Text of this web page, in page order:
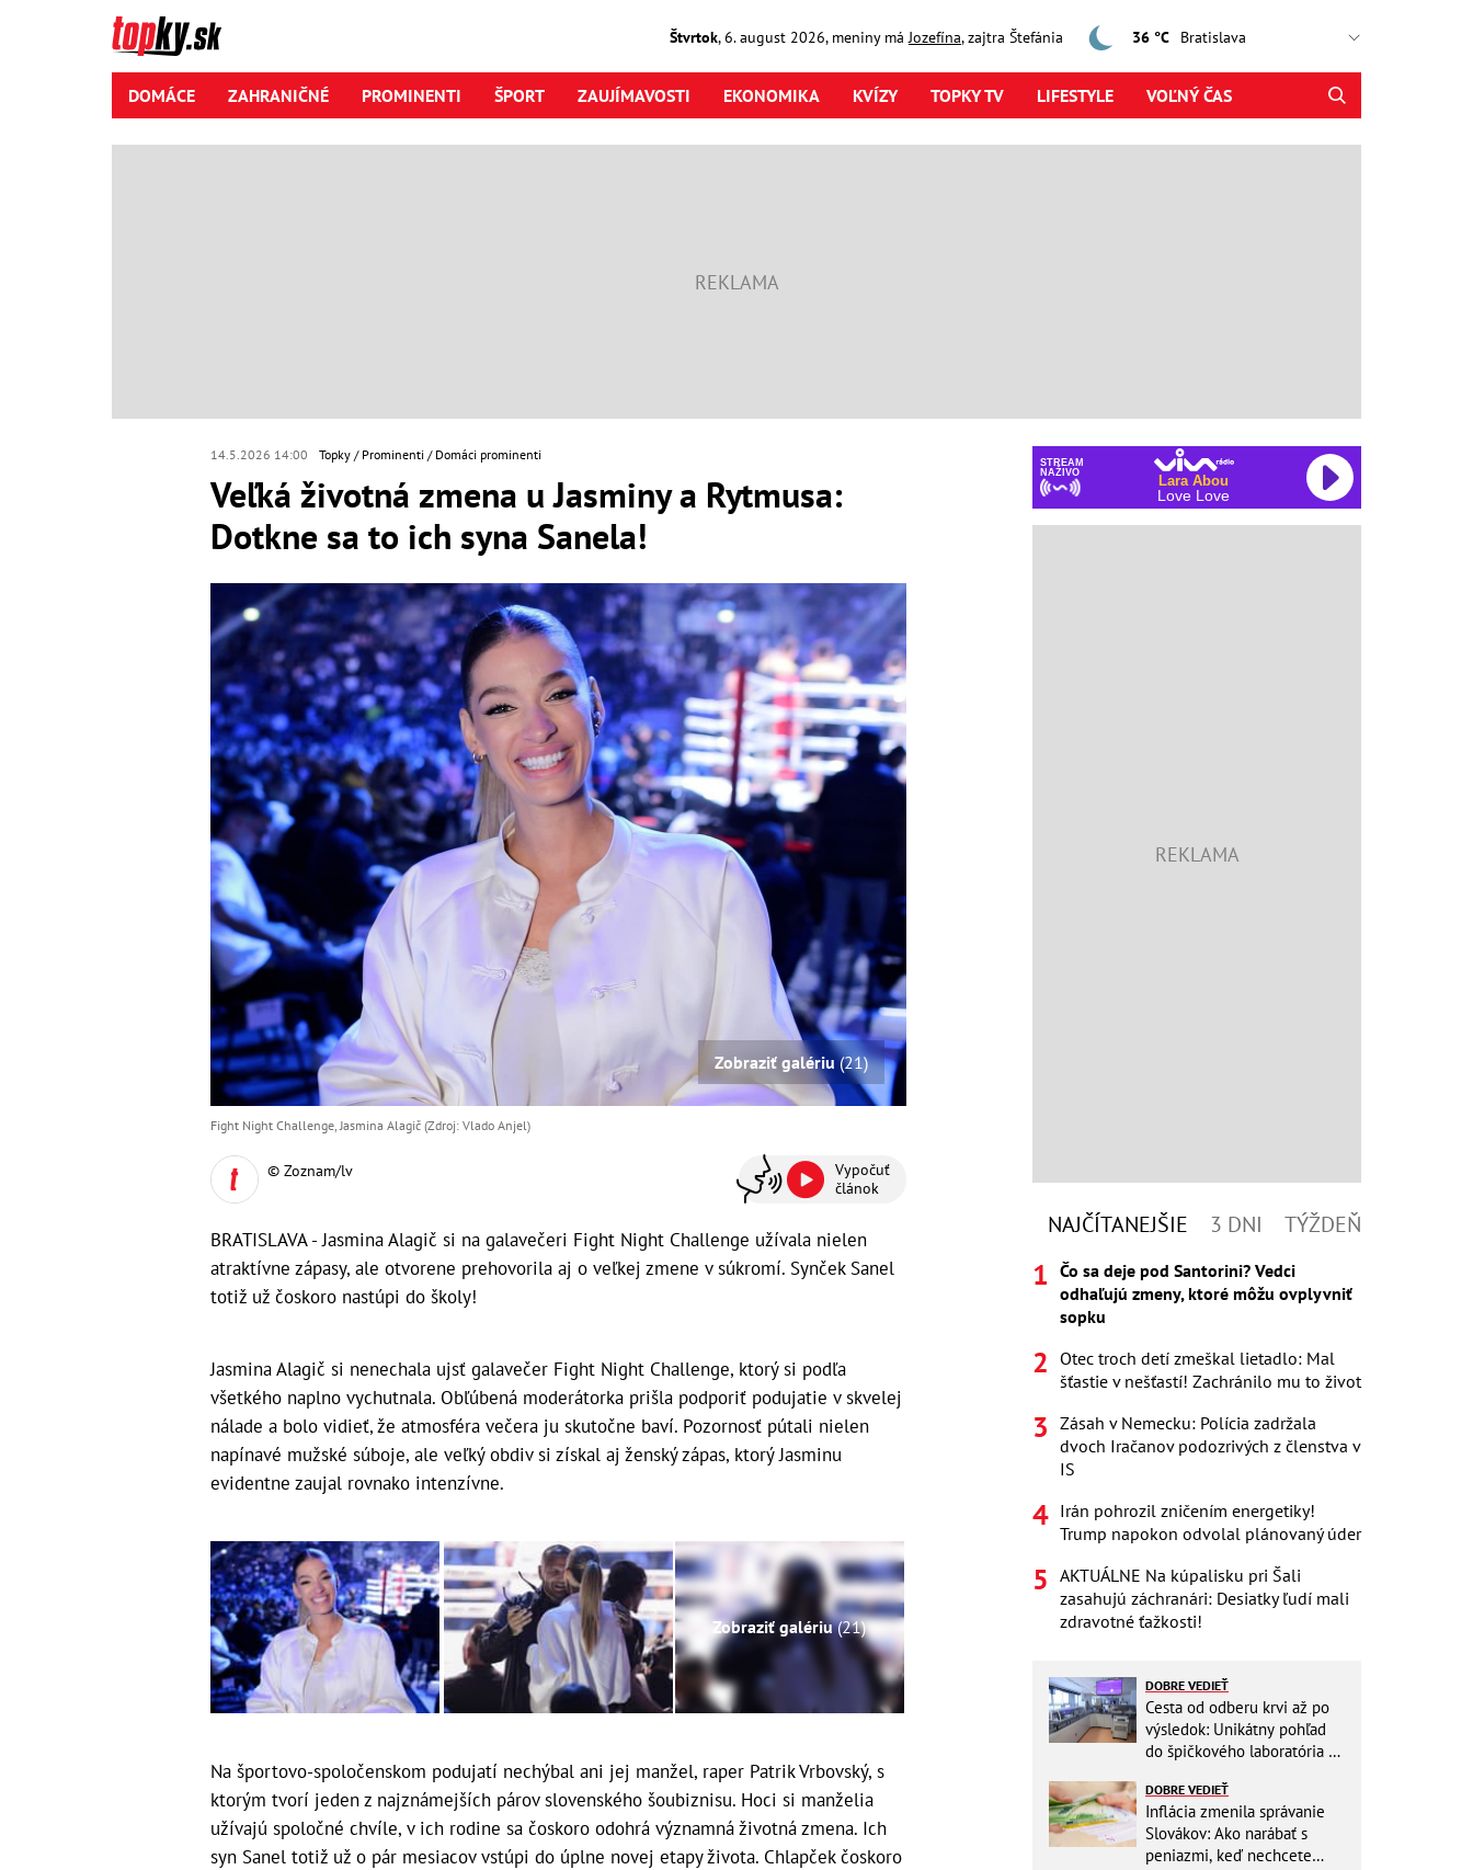
Štvrtok,6. august2026, meniny má Jozefína, zajtra Štefánia 36 °C
DOMÁCE ZAHRANIČNÉ PROMINENTI ŠPORT ZAUJÍMAVOSTI EKONOMIKA KVÍZY TOPKY TV LIFESTYLE VOĽNÝ ČAS
14.5.2026 14:00 Topky Prominenti Domáci prominenti
Veľká životná zmena u Jasminy a Rytmusa:
Dotkne sa to ich syna Sanela!
Zobraziť galériu(21)
Fight Night Challenge, Jasmina Alagič (Zdroj: Vlado Anjel)
© Zoznam/lv
Vypočuť
článok
BRATISLAVA - Jasmina Alagič si na galavečeri Fight Night Challenge užívala nielen
atraktívne zápasy, ale otvorene prehovorila aj o veľkej zmene v súkromí. Synček Sanel
totiž už čoskoro nastúpi do školy!
Jasmina Alagič si nenechala ujsť galavečer Fight Night Challenge, ktorý si podľa
všetkého naplno vychutnala. Obľúbená moderátorka prišla podporiť podujatie v skvelej
nálade a bolo vidieť, že atmosféra večera ju skutočne baví. Pozornosť pútali nielen
napínavé mužské súboje, ale veľký obdiv si získal aj ženský zápas, ktorý Jasminu
evidentne zaujal rovnako intenzívne.
Zobraziť galériu(21)
Na športovo-spoločenskom podujatí nechýbal ani jej manžel, raper Patrik Vrbovský, s
ktorým tvorí jeden z najznámejších párov slovenského šoubiznisu. Hoci si manželia
užívajú spoločné chvíle, v ich rodine sa čoskoro odohrá významná životná zmena. Ich
syn Sanel totiž už o pár mesiacov vstúpi do úplne novej etapy života. Chlapček čoskoro
STREAM
NAŽIVO
Lara Abou
Love Love
NAJČÍTANEJŠIE 3 DNI TÝŽDEŇ
Čo sa deje pod Santorini? Vedci
odhaľujú zmeny, ktoré môžu ovplyvniť
sopku
Otec troch detí zmeškal lietadlo: Mal
šťastie v nešťastí! Zachránilo mu to život
Zásah v Nemecku: Polícia zadržala
dvoch Iračanov podozrivých z členstva v
IS
Irán pohrozil zničením energetiky!
Trump napokon odvolal plánovaný úder
AKTUÁLNE Na kúpalisku pri Šali
zasahujú záchranári: Desiatky ľudí mali
zdravotné ťažkosti!
DOBRE VEDIEŤ
Cesta od odberu krvi až po
výsledok: Unikátny pohľad
do špičkového laboratória na
DOBRE VEDIEŤ
Inflácia zmenila správanie
Slovákov: Ako narábať s
peniazmi, keď nechcete